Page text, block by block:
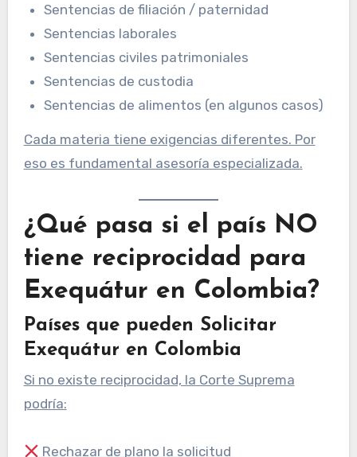
Sentencias de filiación / paternidad
Sentencias laborales
Sentencias civiles patrimoniales
Sentencias de custodia
Sentencias de alimentos (en algunos casos)
Cada materia tiene exigencias diferentes. Por
eso es fundamental asesoría especializada.
¿Qué pasa si el país NO
tiene reciprocidad para
Exequátur en Colombia?
Países que pueden Solicitar
Exequátur en Colombia
Si no existe reciprocidad, la Corte Suprema
podría:
Rechazar de plano la solicitud